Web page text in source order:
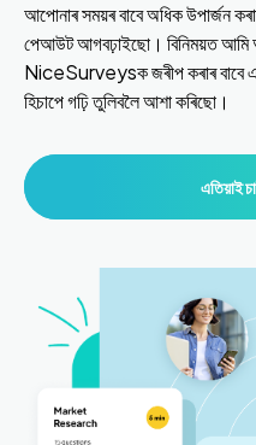
আপোনাৰ সময়ৰ বাবে অধিক উপাৰ্জন
পেআউট আগবঢ়াইছো। বিনিময়ত
NiceSurveysক জৰীপ কৰাৰ বাবে
হিচাপে গঢ়ি তুলিবলৈ আশা কৰিছো।
এতিয়াই